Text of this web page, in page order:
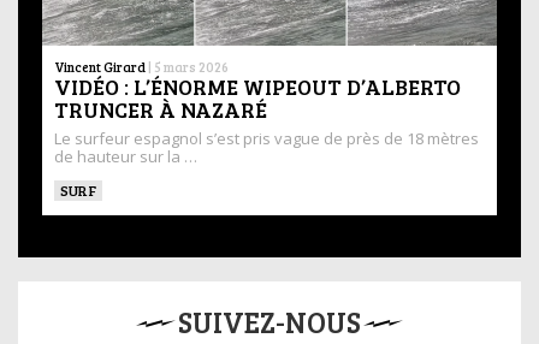
Vincent Girard | 5 mars 2026
VIDÉO : L’ÉNORME WIPEOUT D’ALBERTO
TRUNCER À NAZARÉ
Le surfeur espagnol s’est pris vague de près de 18 mètres
de hauteur sur la …
SURF
SUIVEZ-NOUS